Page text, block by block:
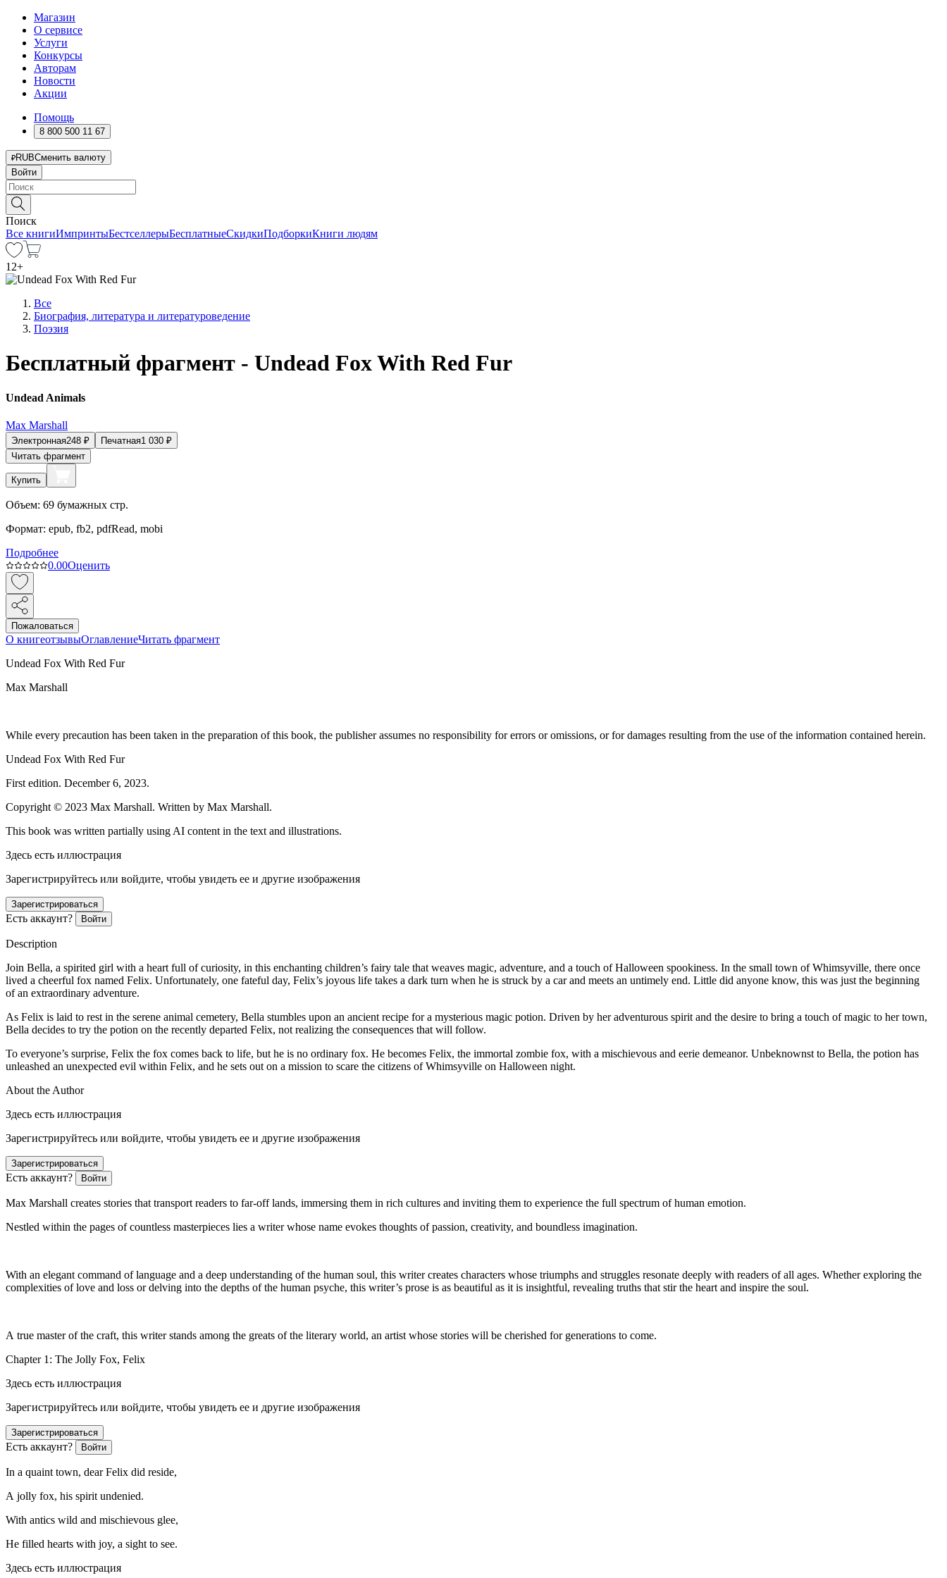
Магазин
О сервисе
Услуги
Конкурсы
Авторам
Новости
Акции
Помощь
8 800 500 11 67
RUBСменить валюту
Войти
Поиск
Все книгиИмпринтыБестселлерыБесплатныеСкидкиПодборкиКниги людям
12+
Все
Биография, литература и литературоведение
Поэзия
Бесплатный фрагмент - Undead Fox With Red Fur
Undead Animals
Max Marshall
Электронная248 ₽ Печатная1 030 ₽
Читать фрагмент
Купить
Объем: 69 бумажных стр.
Формат: epub, fb2, pdfRead, mobi
Подробнее
0.00Оценить
Пожаловаться
О книгеотзывыОглавлениеЧитать фрагмент
Undead Fox With Red Fur
Max Marshall
While every precaution has been taken in the preparation of this book, the publisher assumes no responsibility for errors or omissions, or for damages resulting from the use of the information contained herein.
Undead Fox With Red Fur
First edition. December 6, 2023.
Copyright © 2023 Max Marshall. Written by Max Marshall.
This book was written partially using AI content in the text and illustrations.
Здесь есть иллюстрация
Зарегистрируйтесь или войдите, чтобы увидеть ее и другие изображения
Зарегистрироваться
Есть аккаунт? Войти
Description
Join Bella, a spirited girl with a heart full of curiosity, in this enchanting children’s fairy tale that weaves magic, adventure, and a touch of Halloween spookiness. In the small town of Whimsyville, there once
lived a cheerful fox named Felix. Unfortunately, one fateful day, Felix’s joyous life takes a dark turn when he is struck by a car and meets an untimely end. Little did anyone know, this was just the beginning
of an extraordinary adventure.
As Felix is laid to rest in the serene animal cemetery, Bella stumbles upon an ancient recipe for a mysterious magic potion. Driven by her adventurous spirit and the desire to bring a touch of magic to her town,
Bella decides to try the potion on the recently departed Felix, not realizing the consequences that will follow.
To everyone’s surprise, Felix the fox comes back to life, but he is no ordinary fox. He becomes Felix, the immortal zombie fox, with a mischievous and eerie demeanor. Unbeknownst to Bella, the potion has
unleashed an unexpected evil within Felix, and he sets out on a mission to scare the citizens of Whimsyville on Halloween night.
About the Author
Здесь есть иллюстрация
Зарегистрируйтесь или войдите, чтобы увидеть ее и другие изображения
Зарегистрироваться
Есть аккаунт? Войти
Max Marshall creates stories that transport readers to far-off lands, immersing them in rich cultures and inviting them to experience the full spectrum of human emotion.
Nestled within the pages of countless masterpieces lies a writer whose name evokes thoughts of passion, creativity, and boundless imagination.
With an elegant command of language and a deep understanding of the human soul, this writer creates characters whose triumphs and struggles resonate deeply with readers of all ages. Whether exploring the
complexities of love and loss or delving into the depths of the human psyche, this writer’s prose is as beautiful as it is insightful, revealing truths that stir the heart and inspire the soul.
A true master of the craft, this writer stands among the greats of the literary world, an artist whose stories will be cherished for generations to come.
Chapter 1: The Jolly Fox, Felix
Здесь есть иллюстрация
Зарегистрируйтесь или войдите, чтобы увидеть ее и другие изображения
Зарегистрироваться
Есть аккаунт? Войти
In a quaint town, dear Felix did reside,
A jolly fox, his spirit undenied.
With antics wild and mischievous glee,
He filled hearts with joy, a sight to see.
Здесь есть иллюстрация